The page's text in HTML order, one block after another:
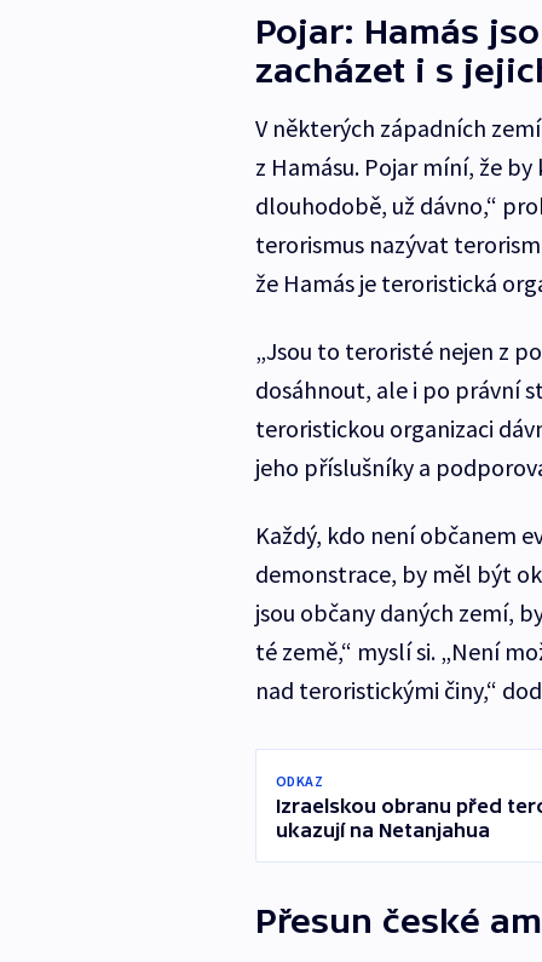
Pojar: Hamás
zacházet i s
V některých západních
z Hamásu. Pojar míní, že
dlouhodobě, už dávno,“
terorismus nazývat
že Hamás je teroristická
„Jsou to teroristé nejen z
dosáhnout, ale i po právní
teroristickou organizaci
jeho příslušníky a
Každý, kdo není občanem
demonstrace, by měl být
jsou občany daných zemí,
té země,“ myslí si. „Není
nad teroristickými činy,“
ODKAZ
Izraelskou obranu před
ukazují na Netanjahua
Přesun české